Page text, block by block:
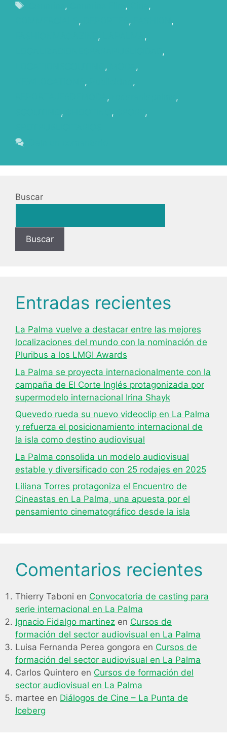
, ,
,
, ,
,
,
,
,
,
,
,
,
,
,
, ,
,
Buscar
Buscar
Entradas recientes
La Palma vuelve a destacar entre las mejores
localizaciones del mundo con la nominación de
Pluribus a los LMGI Awards
La Palma se proyecta internacionalmente con la
campaña de El Corte Inglés protagonizada por
supermodelo internacional Irina Shayk
Quevedo rueda su nuevo videoclip en La Palma
y refuerza el posicionamiento internacional de
la isla como destino audiovisual
La Palma consolida un modelo audiovisual
estable y diversificado con 25 rodajes en 2025
Liliana Torres protagoniza el Encuentro de
Cineastas en La Palma, una apuesta por el
pensamiento cinematográfico desde la isla
Comentarios recientes
Thierry Taboni en Convocatoria de casting para
serie internacional en La Palma
Ignacio Fidalgo martinez en Cursos de
formación del sector audiovisual en La Palma
Luisa Fernanda Perea gongora en Cursos de
formación del sector audiovisual en La Palma
Carlos Quintero en Cursos de formación del
sector audiovisual en La Palma
martee en Diálogos de Cine – La Punta de
Iceberg